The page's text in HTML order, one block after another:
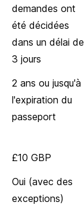
demandes ont
été décidées
dans un délai de
3 jours
2 ans ou jusqu'à
l'expiration du
passeport
£10 GBP
Oui (avec des
exceptions)